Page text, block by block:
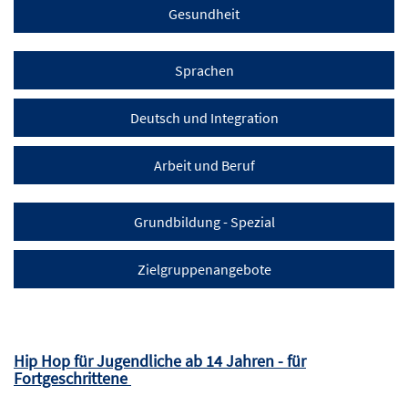
Gesundheit
Sprachen
Deutsch und Integration
Arbeit und Beruf
Grundbildung - Spezial
Zielgruppenangebote
Hip Hop für Jugendliche ab 14 Jahren - für
Fortgeschrittene